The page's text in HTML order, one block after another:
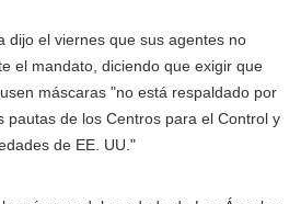
dijo el viernes que sus agentes no
el mandato, diciendo que exigir que
máscaras "no está respaldado por
pautas de los Centros para el Control y
de EE. UU."